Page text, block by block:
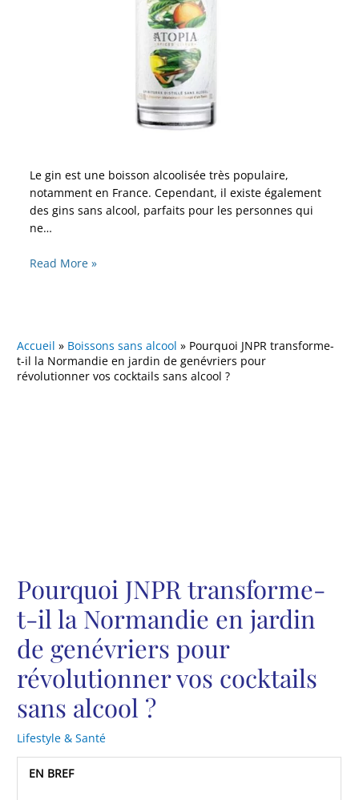
Le gin est une boisson alcoolisée très populaire,
notamment en France. Cependant, il existe également
des gins sans alcool, parfaits pour les personnes qui
ne…
Read More »
Accueil » Boissons sans alcool » Pourquoi JNPR transforme-
t-il la Normandie en jardin de genévriers pour
révolutionner vos cocktails sans alcool ?
Pourquoi JNPR transforme-
t-il la Normandie en jardin
de genévriers pour
révolutionner vos cocktails
sans alcool ?
Lifestyle & Santé
EN BREF